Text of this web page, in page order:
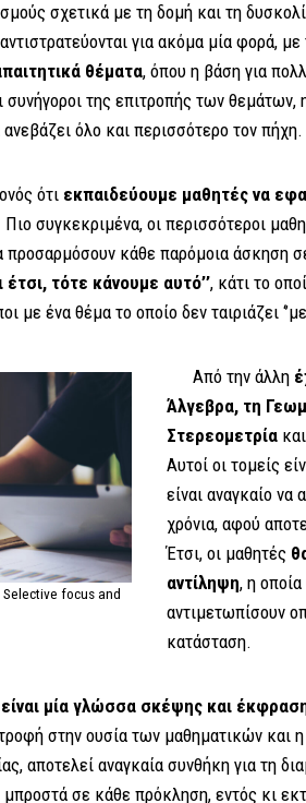
σχετικά με τη δομή και τη
για ακόμα μία φορά,
θέματα, όπου η βάση για
συνήγοροι της επιτροπής των θεμάτων,
όλο και περισσότερο τον πήχη.
ότι εκπαιδεύουμε μαθητές να
συγκεκριμένα, οι περισσότεροι
κάθε παρόμοια άσκηση
έτσι, τότε κάνουμε αυτό’’, κάτι το
με ένα θέμα το οποίο δεν ταιριάζει
focus and
Από την άλλη
Άλγεβρα, τη
Στερεομετρία
Αυτοί οι τομείς
είναι αναγκαίο
χρόνια, αφού
Έτσι, οι μαθητές
αντίληψη, η
αντιμετωπίσουν
κατάσταση.
μία γλώσσα σκέψης και
στην ουσία των μαθηματικών και η
αποτελεί αναγκαία συνθήκη για τη
σε κάθε πρόκληση, εντός κι